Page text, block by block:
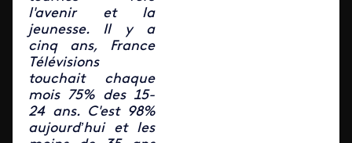
l'avenir et la
jeunesse. Il y a
cinq ans, France
Télévisions
touchait chaque
mois 75% des 15-
24 ans. C'est 98%
aujourd’hui et les